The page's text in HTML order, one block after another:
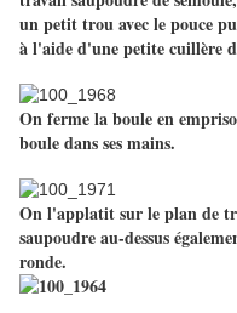
un petit trou avec le pouce
à l'aide d'une petite cuillère
On ferme la boule en
boule dans ses mains.
On l'applatit sur le plan de
saupoudre au-dessus
ronde.